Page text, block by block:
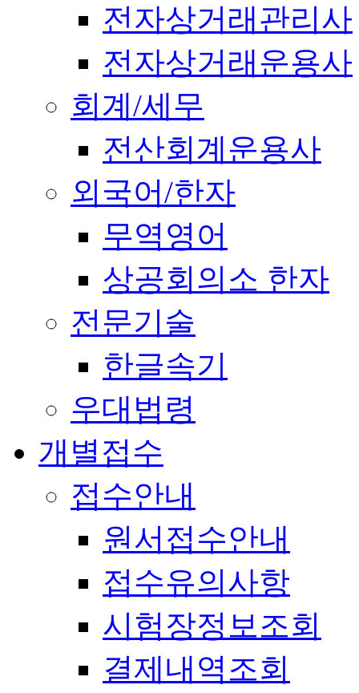
전자상거래관리사
전자상거래운용사
회계/세무
전산회계운용사
외국어/한자
무역영어
상공회의소 한자
전문기술
한글속기
우대법령
개별접수
접수안내
원서접수안내
접수유의사항
시험장정보조회
결제내역조회